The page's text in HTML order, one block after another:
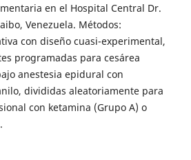
en el Hospital Central Dr.
Venezuela. Métodos:
con diseño cuasi-experimental,
programadas para cesárea
anestesia epidural con
divididas aleatoriamente para
con ketamina (Grupo A) o